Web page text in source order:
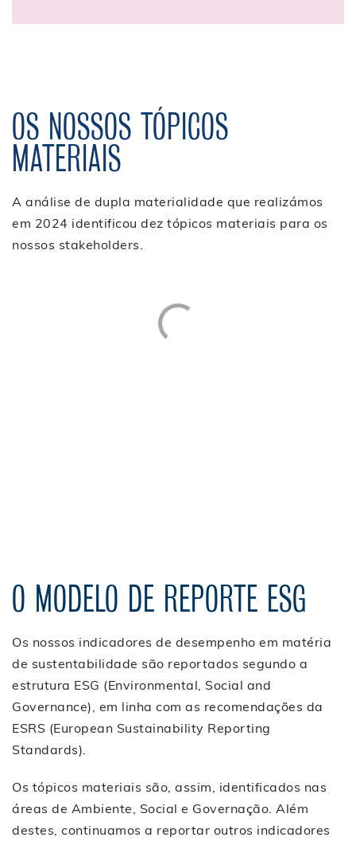
OS NOSSOS TÓPICOS
MATERIAIS
A análise de dupla materialidade que realizámos
em 2024 identificou dez tópicos materiais para os
nossos stakeholders.
O MODELO DE REPORTE ESG
Os nossos indicadores de desempenho em matéria
de sustentabilidade são reportados segundo a
estrutura ESG (Environmental, Social and
Governance), em linha com as recomendações da
ESRS (European Sustainability Reporting
Standards).
Os tópicos materiais são, assim, identificados nas
áreas de Ambiente, Social e Governação. Além
destes, continuamos a reportar outros indicadores